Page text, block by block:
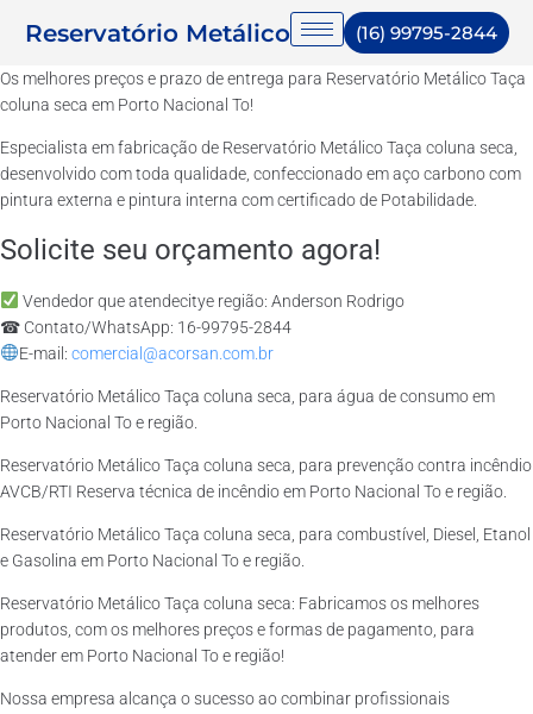
Reservatório Metálico (16) 99795-2844
Os melhores preços e prazo de entrega para Reservatório Metálico Taça
coluna seca em Porto Nacional To!
Especialista em fabricação de Reservatório Metálico Taça coluna seca,
desenvolvido com toda qualidade, confeccionado em aço carbono com
pintura externa e pintura interna com certificado de Potabilidade.
Solicite seu orçamento agora!
Vendedor que atendecitye região: Anderson Rodrigo
☎ Contato/WhatsApp: 16-99795-2844
E-mail: comercial@acorsan.com.br
Reservatório Metálico Taça coluna seca, para água de consumo em
Porto Nacional To e região.
Reservatório Metálico Taça coluna seca, para prevenção contra incêndio
AVCB/RTI Reserva técnica de incêndio em Porto Nacional To e região.
Reservatório Metálico Taça coluna seca, para combustível, Diesel, Etanol
e Gasolina em Porto Nacional To e região.
Reservatório Metálico Taça coluna seca: Fabricamos os melhores
produtos, com os melhores preços e formas de pagamento, para
atender em Porto Nacional To e região!
Nossa empresa alcança o sucesso ao combinar profissionais